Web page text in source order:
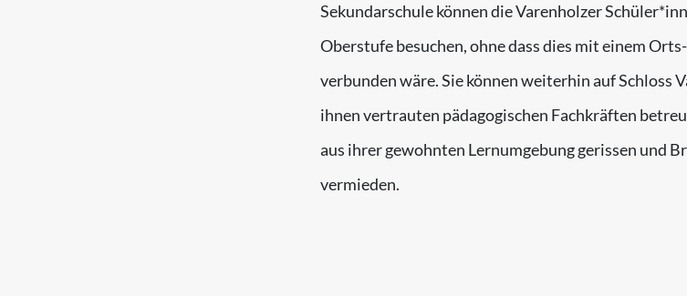
Sekundarschule können die Varenholzer
Oberstufe besuchen, ohne dass dies mit einem
verbunden wäre. Sie können weiterhin auf Schloss
ihnen vertrauten pädagogischen Fachkräften
aus ihrer gewohnten Lernumgebung gerissen und
vermieden.